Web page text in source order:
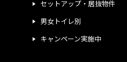
セットアップ・居抜物件
男女トイレ別
キャンペーン実施中